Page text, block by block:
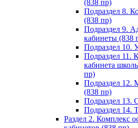
(838 пр)
Подраздел 8.
(838 пр)
Подраздел 9.
кабинеты (838
Подраздел 10.
Подраздел 11.
кабинета
пр)
Подраздел 12.
(838 пр)
Подраздел 13.
Подраздел 14.
Раздел 2. Комплекс